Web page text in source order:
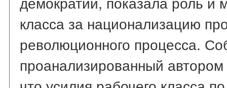
класса за национализацию
революционного процесса.
проанализированный